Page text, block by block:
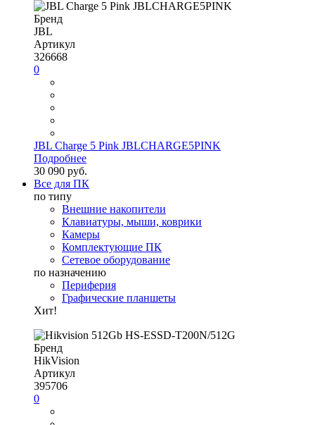
Бренд
JBL
Артикул
326668
0
JBL Charge 5 Pink JBLCHARGE5PINK
Подробнее
30 090 руб.
Все для ПК
по типу
Внешние накопители
Клавиатуры, мыши, коврики
Камеры
Комплектующие ПК
Сетевое оборудование
по назначению
Периферия
Графические планшеты
Хит!
Бренд
HikVision
Артикул
395706
0